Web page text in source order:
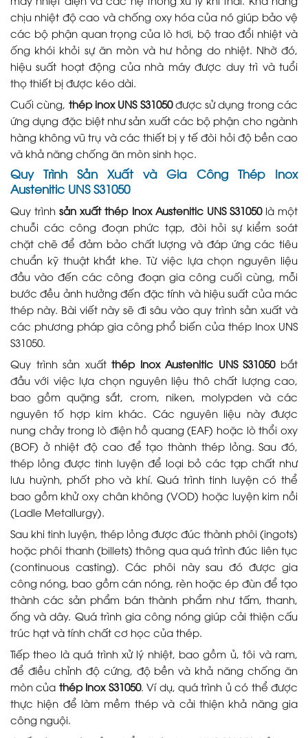
chịu nhiệt độ cao và chống oxy hóa của nó giúp bảo vệ
các bộ phận quan trọng của lò hơi, bộ trao đổi nhiệt và
ống khói khỏi sự ăn mòn và hư hỏng do nhiệt. Nhờ đó,
hiệu suất hoạt động của nhà máy được duy trì và tuổi
thọ thiết bị được kéo dài.
Cuối cùng, thép inox UNS S31050được sử dụng trong các
ứng dụng đặc biệt như sản xuất các bộ phận cho ngành
hàng không vũ trụ và các thiết bị y tế đòi hỏi độ bền cao
và khả năng chống ăn mòn sinh học.
Quy Trình Sản Xuất và Gia Công Thép Inox
Austenitic UNS S31050
Quy trìnhsản xuất thép Inox Austenitic UNS S31050là một
chuỗi các công đoạn phức tạp, đòi hỏi sự kiểm soát
chặt chẽ để đảm bảo chất lượng và đáp ứng các tiêu
chuẩn kỹ thuật khắt khe. Từ việc lựa chọn nguyên liệu
đầu vào đến các công đoạn gia công cuối cùng, mỗi
bước đều ảnh hưởng đến đặc tính và hiệu suất của mác
thép này. Bài viết này sẽ đi sâu vào quy trình sản xuất và
các phương pháp gia công phổ biến của thép Inox UNS
S31050.
Quy trình sản xuấtthép Inox Austenitic UNS S31050bắt
đầu với việc lựa chọn nguyên liệu thô chất lượng cao,
bao gồm quặng sắt, crom, niken, molypden và các
nguyên tố hợp kim khác. Các nguyên liệu này được
nung chảy trong lò điện hồ quang (EAF) hoặc lò thổi oxy
(BOF) ở nhiệt độ cao để tạo thành thép lỏng. Sau đó,
thép lỏng được tinh luyện để loại bỏ các tạp chất như
lưu huỳnh, phốt pho và khí. Quá trình tinh luyện có thể
bao gồm khử oxy chân không (VOD) hoặc luyện kim nồi
(Ladle Metallurgy).
Sau khi tinh luyện, thép lỏng được đúc thành phôi (ingots)
hoặc phôi thanh (billets) thông qua quá trình đúc liên tục
(continuous casting). Các phôi này sau đó được gia
công nóng, bao gồm cán nóng, rèn hoặc ép đùn để tạo
thành các sản phẩm bán thành phẩm như tấm, thanh,
ống và dây. Quá trình gia công nóng giúp cải thiện cấu
trúc hạt và tính chất cơ học của thép.
Tiếp theo là quá trình xử lý nhiệt, bao gồm ủ, tôi và ram,
để điều chỉnh độ cứng, độ bền và khả năng chống ăn
mòn của thép Inox S31050. Ví dụ, quá trình ủ có thể được
thực hiện để làm mềm thép và cải thiện khả năng gia
công nguội.